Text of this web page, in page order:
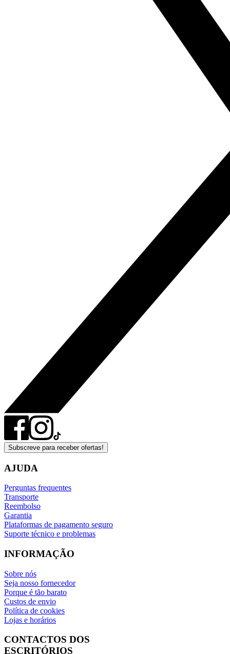
Subscreve para receber ofertas!
AJUDA
Perguntas frequentes
Transporte
Reembolso
Garantia
Plataformas de pagamento seguro
Suporte técnico e problemas
INFORMAÇÃO
Sobre nós
Seja nosso fornecedor
Porque é tão barato
Custos de envio
Política de cookies
Lojas e horários
CONTACTOS DOS
ESCRITÓRIOS